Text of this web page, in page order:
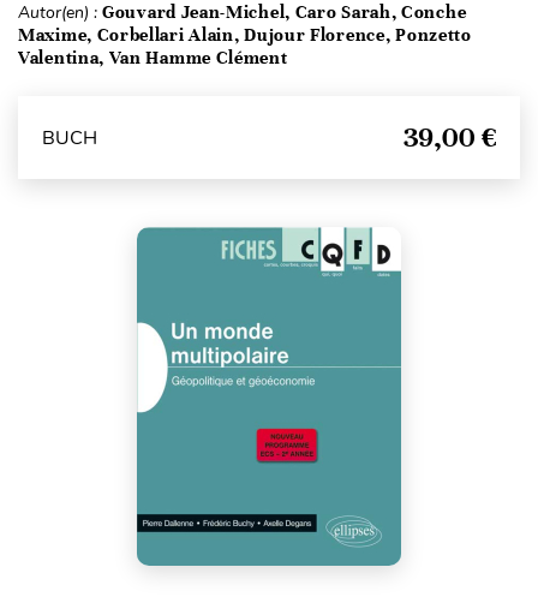
Autor(en) : Gouvard Jean-Michel, Caro Sarah, Conche
Maxime, Corbellari Alain, Dujour Florence, Ponzetto
Valentina, Van Hamme Clément
BUCH 39,00 €